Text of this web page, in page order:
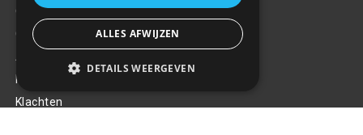
Over ons
Contact
Algemene voorwaarden
Privacy Policy
Klachten
ALLES AFWIJZEN
DETAILS WEERGEVEN